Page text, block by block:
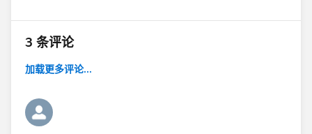
3 条评论
加载更多评论...